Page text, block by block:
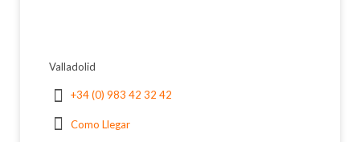
Valladolid
+34 (0) 983 42 32 42
Como Llegar